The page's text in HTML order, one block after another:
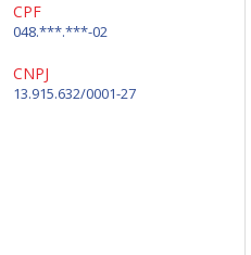
CPF
048.***.***-02
CNPJ
13.915.632/0001-27